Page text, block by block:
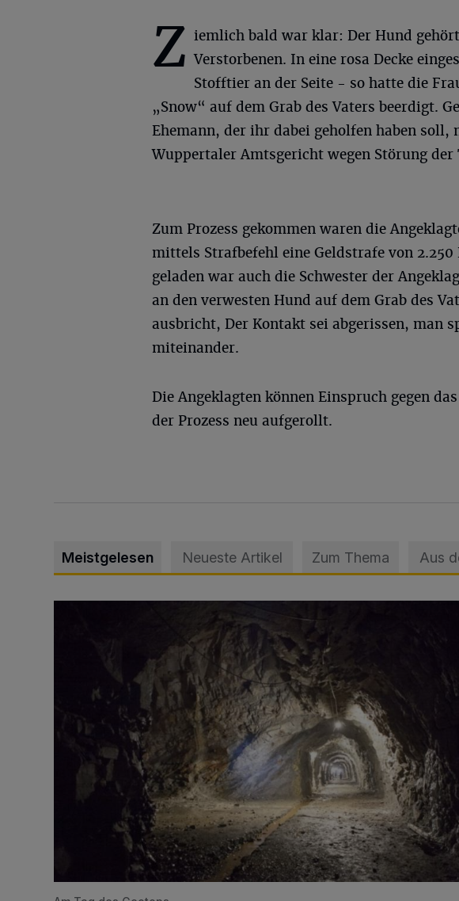
Z iemlich bald war klar: Der Hund
Verstorbenen. In eine rosa Decke
Stofftier an der Seite - so hatte die
„Snow“ auf dem Grab des Vaters beerdigt.
Ehemann, der ihr dabei geholfen haben soll,
Wuppertaler Amtsgericht wegen Störung
Zum Prozess gekommen waren die
mittels Strafbefehl eine Geldstrafe von
geladen war auch die Schwester der
an den verwesten Hund auf dem Grab des
ausbricht, Der Kontakt sei abgerissen, man
miteinander.
Die Angeklagten können Einspruch gegen
der Prozess neu aufgerollt.
Meistgelesen Neueste Artikel Zum Thema Aus